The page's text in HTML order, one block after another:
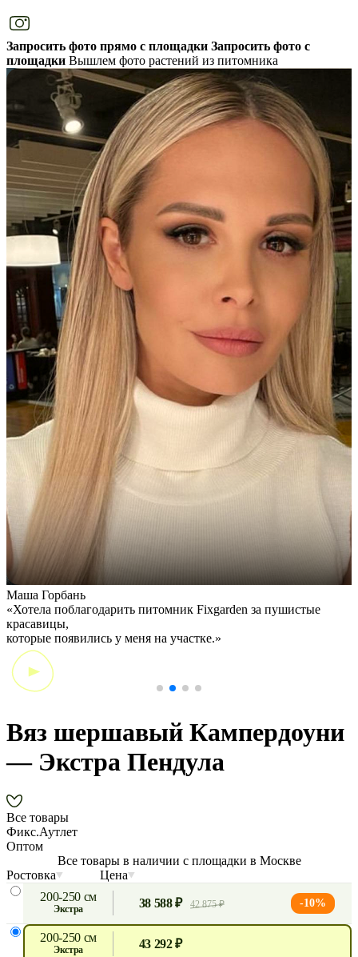
Запросить фото прямо с площадки Запросить фото с
площадки Вышлем фото растений из питомника
Маша Горбань
«Хотела поблагодарить питомник Fixgarden за пушистые
красавицы,
которые появились у меня на участке.»
Вяз шершавый Кампердоуни
— Экстра Пендула
Все товары
Фикс.Аутлет
Оптом
Все товары в наличии с площадки в Москве
Ростовка
Цена
200-250 см
экстра 38 588 ₽ 42 875 ₽ -10%
200-250 см
экстра 43 292 ₽